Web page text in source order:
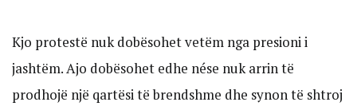
Kjo protestë nuk dobësohet vetëm nga presioni i
jashtëm. Ajo dobësohet edhe nése nuk arrin të
prodhojë një qartësi të brendshme dhe synon të shtroj